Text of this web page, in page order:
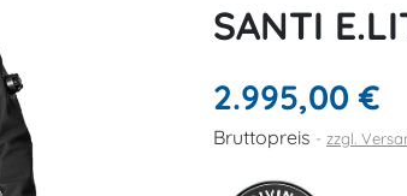
SANTI
2.995,00 €
Bruttopreis zzgl.